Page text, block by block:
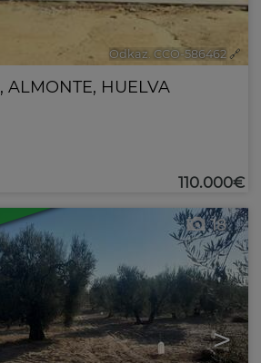
Odkaz. CCO-586462 🔗
, ALMONTE, HUELVA
110.000€
>
18